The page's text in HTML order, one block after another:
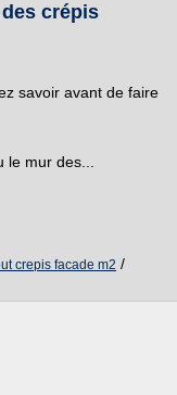
crépis
savoir avant de faire
mur des...
crepis facade m2 /